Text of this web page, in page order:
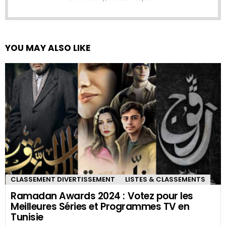
YOU MAY ALSO LIKE
CLASSEMENT DIVERTISSEMENT LISTES & CLASSEMENTS
Ramadan Awards 2024 : Votez pour les
Meilleures Séries et Programmes TV en
Tunisie